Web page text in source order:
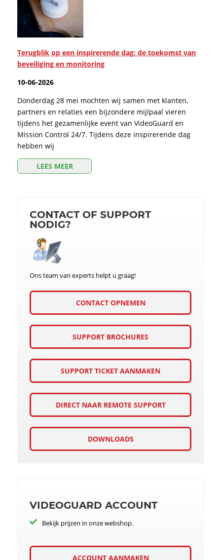
Terugblik op een inspirerende dag: de toekomst van
beveiliging en monitoring
10-06-2026
Donderdag 28 mei mochten wij samen met klanten,
partners en relaties een bijzondere mijlpaal vieren
tijdens het gezamenlijke event van VideoGuard en
Mission Control 24/7. Tijdens deze inspirerende dag
hebben wij
LEES MEER
CONTACT OF SUPPORT
NODIG?
Ons team van experts helpt u graag!
CONTACT OPNEMEN
SUPPORT BROCHURES
SUPPORT TICKET AANMAKEN
DIRECT NAAR REMOTE SUPPORT
DOWNLOADS
VIDEOGUARD ACCOUNT
Bekijk prijzen in onze webshop.
ACCOUNT AANMAKEN